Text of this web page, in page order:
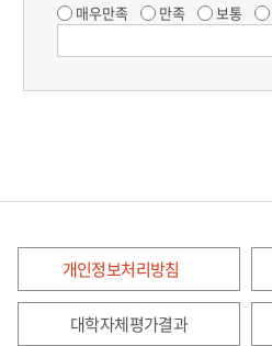
매우만족 만족 보통
개인정보처리방침
대학자체평가결과